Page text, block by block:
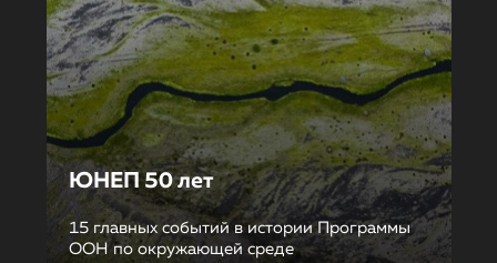
ЮНЕП 50 лет
15 главных событий в истории Программы
ООН по окружающей среде